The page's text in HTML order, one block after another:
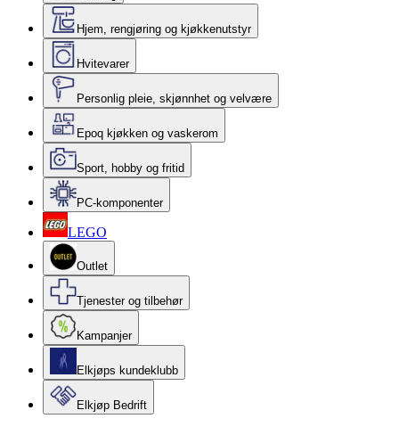
Hjem, rengjøring og kjøkkenutstyr
Hvitevarer
Personlig pleie, skjønnhet og velvære
Epoq kjøkken og vaskerom
Sport, hobby og fritid
PC-komponenter
LEGO
Outlet
Tjenester og tilbehør
Kampanjer
Elkjøps kundeklubb
Elkjøp Bedrift